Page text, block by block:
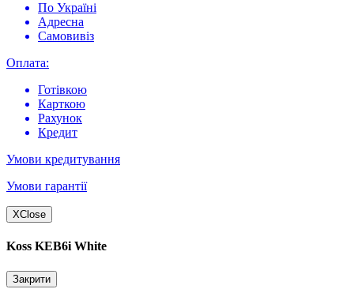
По Україні
Адресна
Самовивіз
Оплата:
Готівкою
Карткою
Рахунок
Кредит
Умови кредитування
Умови гарантії
XClose
Koss KEB6i White
Закрити